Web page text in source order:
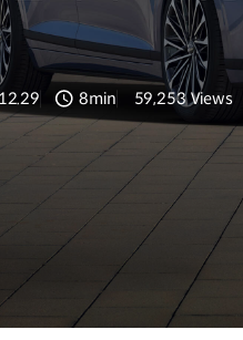
분량
8min 59,253 Views